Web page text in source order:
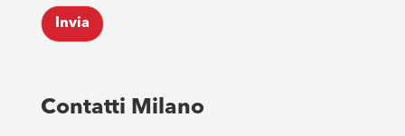
k
b
o
s
*
Invia
Contatti Milano